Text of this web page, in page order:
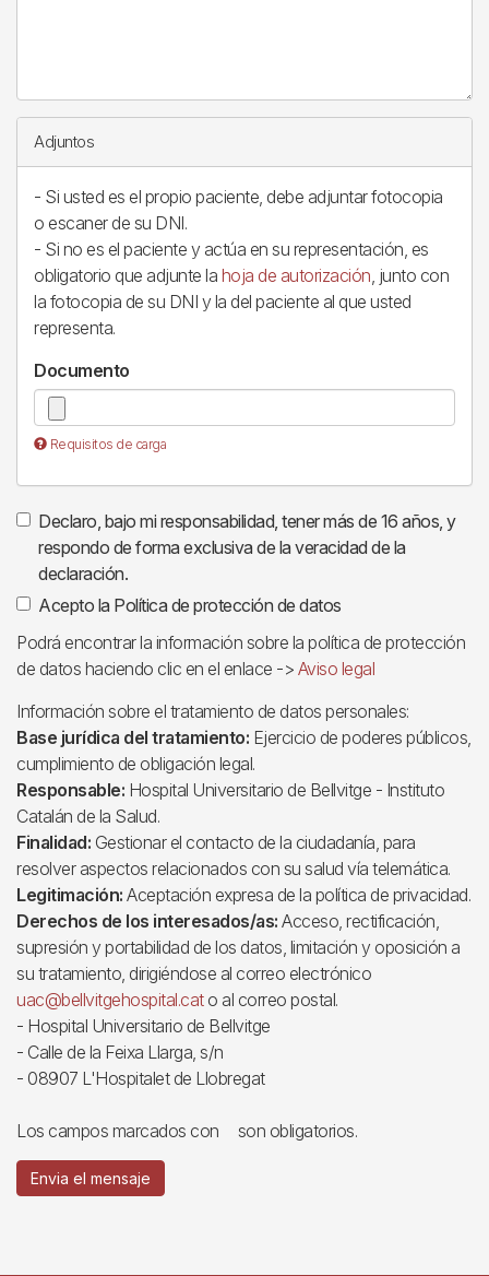
Adjuntos
- Si usted es el propio paciente, debe adjuntar fotocopia
o escaner de su DNI.
- Si no es el paciente y actúa en su representación, es
obligatorio que adjunte la hoja de autorización, junto con
la fotocopia de su DNI y la del paciente al que usted
representa.
Documento
Requisitos de carga
Declaro, bajo mi responsabilidad, tener más de 16 años, y
respondo de forma exclusiva de la veracidad de la
declaración.
Acepto la Política de protección de datos
Podrá encontrar la información sobre la política de protección
de datos haciendo clic en el enlace -> Aviso legal
Información sobre el tratamiento de datos personales:
Base jurídica del tratamiento: Ejercicio de poderes públicos,
cumplimiento de obligación legal.
Responsable: Hospital Universitario de Bellvitge - Instituto
Catalán de la Salud.
Finalidad: Gestionar el contacto de la ciudadanía, para
resolver aspectos relacionados con su salud vía telemática.
Legitimación: Aceptación expresa de la política de privacidad.
Derechos de los interesados/as: Acceso, rectificación,
supresión y portabilidad de los datos, limitación y oposición a
su tratamiento, dirigiéndose al correo electrónico
uac@bellvitgehospital.cato al correo postal.
- Hospital Universitario de Bellvitge
- Calle de la Feixa Llarga, s/n
- 08907 L'Hospitalet de Llobregat
Los campos marcados con son obligatorios.
Envia el mensaje